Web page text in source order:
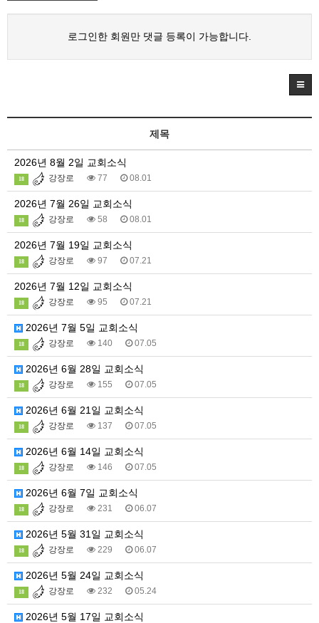
로그인한 회원만 댓글 등록이 가능합니다.
제목
2026년 8월 2일 교회소식
18 강장로 77 08.01
2026년 7월 26일 교회소식
18 강장로 58 08.01
2026년 7월 19일 교회소식
18 강장로 97 07.21
2026년 7월 12일 교회소식
18 강장로 95 07.21
2026년 7월 5일 교회소식
18 강장로 140 07.05
2026년 6월 28일 교회소식
18 강장로 155 07.05
2026년 6월 21일 교회소식
18 강장로 137 07.05
2026년 6월 14일 교회소식
18 강장로 146 07.05
2026년 6월 7일 교회소식
18 강장로 231 06.07
2026년 5월 31일 교회소식
18 강장로 229 06.07
2026년 5월 24일 교회소식
18 강장로 232 05.24
2026년 5월 17일 교회소식